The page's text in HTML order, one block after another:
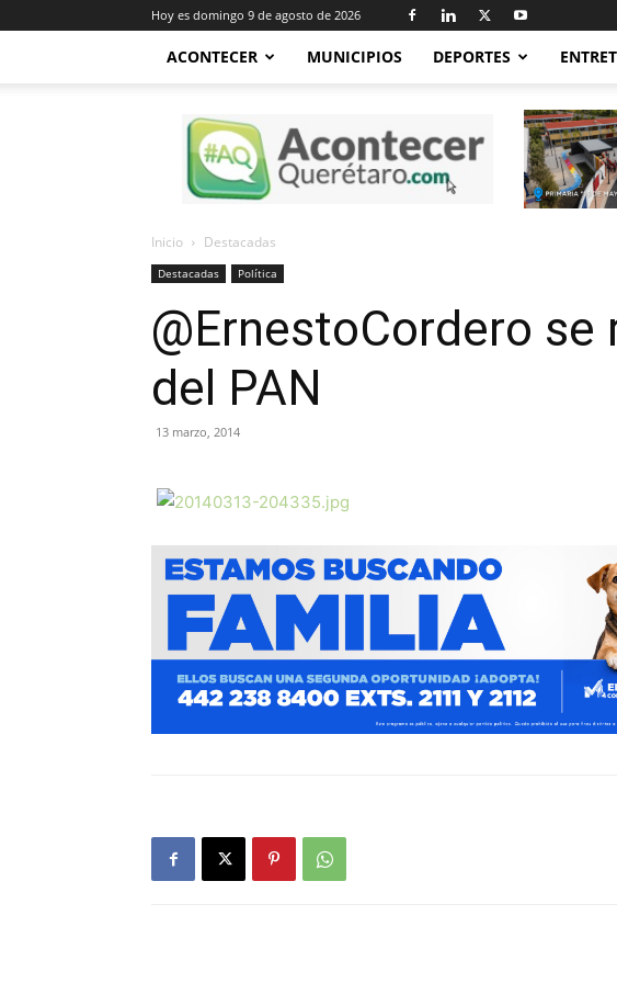
Hoy es domingo 9 de agosto de 2026
ACONTECER MUNICIPIOS DEPORTES
Acontecer
Querétaro
Inicio Destacadas
Destacadas Política
@ErnestoCordero
del PAN
13 marzo, 2014